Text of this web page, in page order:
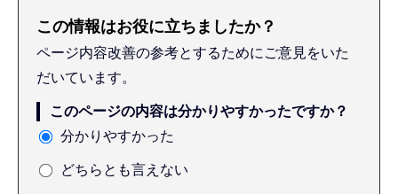
この情報はお役に立ちましたか？
ページ内容改善の参考とするためにご意見をいた
だいています。
このページの内容は分かりやすかったですか？
分かりやすかった
どちらとも言えない